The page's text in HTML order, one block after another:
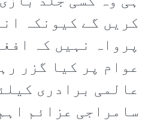
کریں گے کیونکہ
پرواہ نہیں کہ
عوام پر کیا گزر
عالمی برادری
سامراجی عزائم